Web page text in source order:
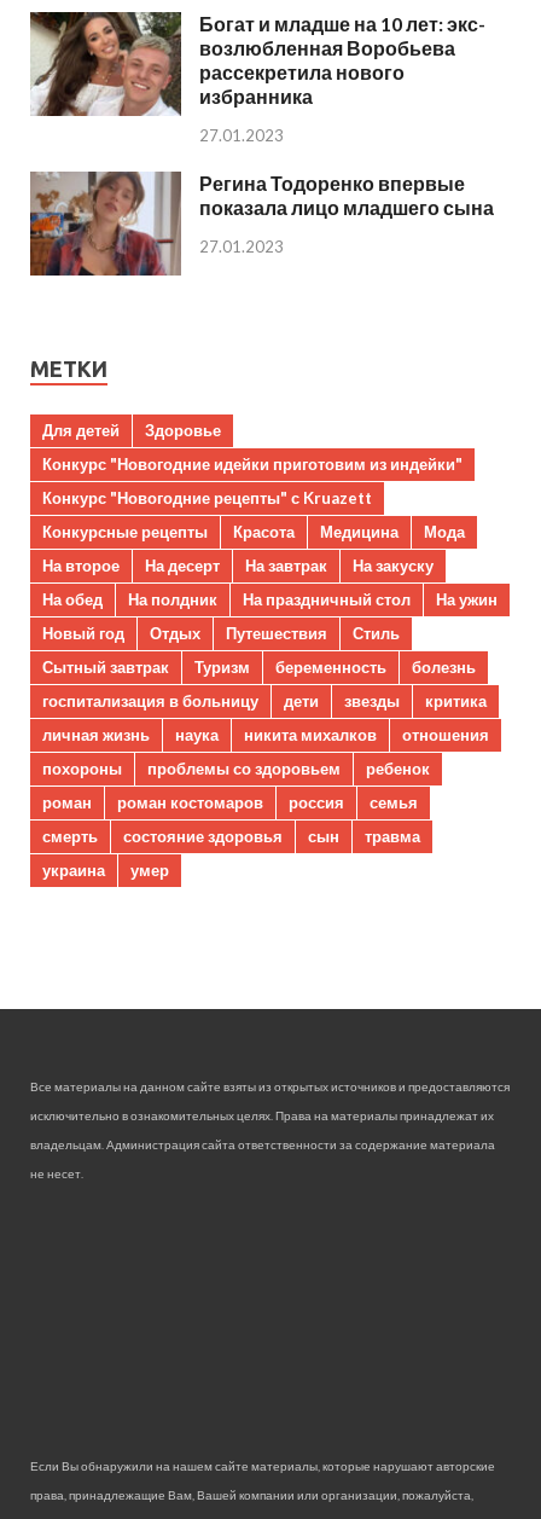
Богат и младше на 10 лет: экс-
возлюбленная Воробьева
рассекретила нового
избранника
27.01.2023
Регина Тодоренко впервые
показала лицо младшего сына
27.01.2023
МЕТКИ
Для детей
Здоровье
Конкурс "Новогодние идейки приготовим из индейки"
Конкурс "Новогодние рецепты" с Kruazett
Конкурсные рецепты
Красота Медицина
Мода
На второе
На десерт На завтрак
На закуску
На обед
На полдник На праздничный стол
На ужин
Новый год
Отдых Путешествия
Стиль
Сытный завтрак
Туризм беременность
болезнь
госпитализация в больницу
дети звезды
критика
личная жизнь
наука никита михалков
отношения
похороны
проблемы со здоровьем
ребенок
роман
роман костомаров россия
семья
смерть
состояние здоровья сын
травма
украина
умер
Все материалы на данном сайте взяты из открытых источников и предоставляются
исключительно в ознакомительных целях. Права на материалы принадлежат их
владельцам. Администрация сайта ответственности за содержание материала
не несет.
Если Вы обнаружили на нашем сайте материалы, которые нарушают авторские
права, принадлежащие Вам, Вашей компании или организации, пожалуйста,